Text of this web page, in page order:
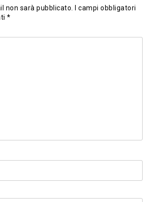
non sarà pubblicato.
I campi obbligatori
*